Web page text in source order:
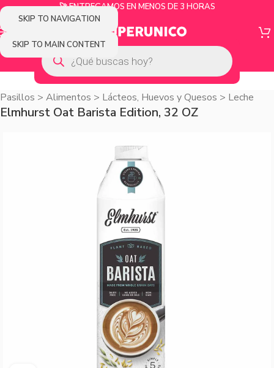
SKIP TO NAVIGATION
SKIP TO MAIN CONTENT
🚀 ENTREGAMOS EN MENOS DE 3 HORAS
Pasillos > Alimentos > Lácteos, Huevos y Quesos > Leche
Elmhurst Oat Barista Edition, 32 OZ